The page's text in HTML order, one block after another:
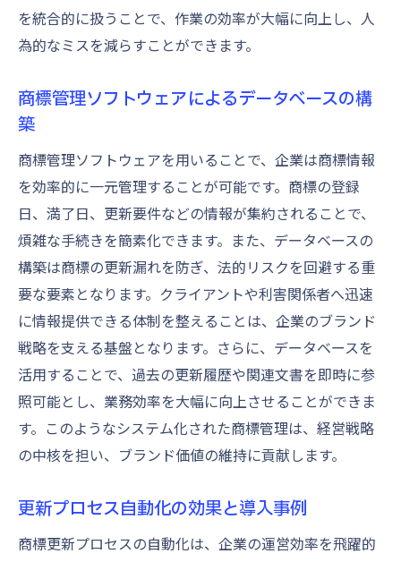
を統合的に扱うことで、作業の効率が大幅に向上し、人
為的なミスを減らすことができます。
商標管理ソフトウェアによるデータベースの構
築
商標管理ソフトウェアを用いることで、企業は商標情報
を効率的に一元管理することが可能です。商標の登録
日、満了日、更新要件などの情報が集約されることで、
煩雑な手続きを簡素化できます。また、データベースの
構築は商標の更新漏れを防ぎ、法的リスクを回避する重
要な要素となります。クライアントや利害関係者へ迅速
に情報提供できる体制を整えることは、企業のブランド
戦略を支える基盤となります。さらに、データベースを
活用することで、過去の更新履歴や関連文書を即時に参
照可能とし、業務効率を大幅に向上させることができま
す。このようなシステム化された商標管理は、経営戦略
の中核を担い、ブランド価値の維持に貢献します。
更新プロセス自動化の効果と導入事例
商標更新プロセスの自動化は、企業の運営効率を飛躍的